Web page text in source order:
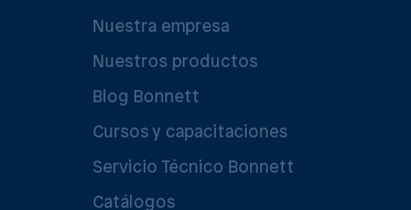
Nuestra empresa
Nuestros productos
Blog Bonnett
Cursos y capacitaciones
Servicio Técnico Bonnett
Catálogos